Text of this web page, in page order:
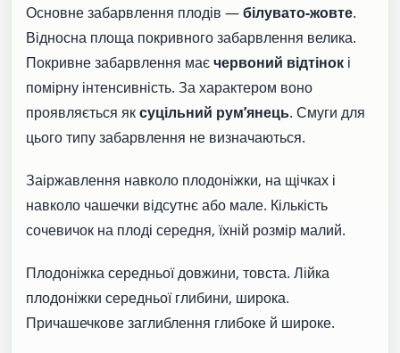
Основне забарвлення плодів —білувато-жовте.
Відносна площа покривного забарвлення велика.
Покривне забарвлення маєчервоний відтінок і
помірну інтенсивність. За характером воно
проявляється яксуцільний рум’янець. Смуги для
цього типу забарвлення не визначаються.
Заіржавлення навколо плодоніжки, на щічках і
навколо чашечки відсутнє або мале. Кількість
сочевичок на плоді середня, їхній розмір малий.
Плодоніжка середньої довжини, товста. Лійка
плодоніжки середньої глибини, широка.
Причашечкове заглиблення глибоке й широке.